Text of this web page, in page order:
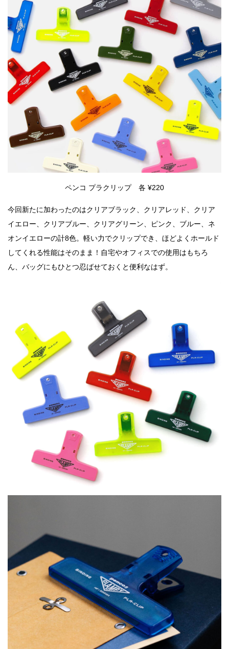
ペンコ プラクリップ 各 ¥220
今回新たに加わったのはクリアブラック、クリアレッド、クリア
イエロー、クリアブルー、クリアグリーン、ピンク、ブルー、ネ
オンイエローの計8色。軽い力でクリップでき、ほどよくホールド
してくれる性能はそのまま！自宅やオフィスでの使用はもちろ
ん、バッグにもひとつ忍ばせておくと便利なはず。